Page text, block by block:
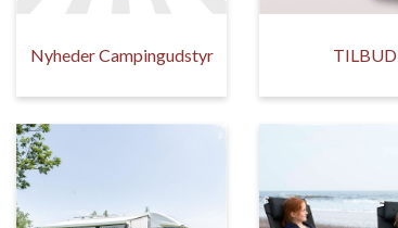
Nyheder Campingudstyr TILBUD